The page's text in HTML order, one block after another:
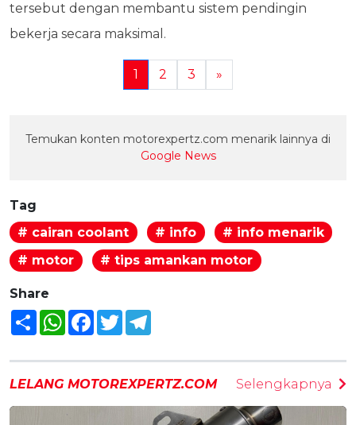
tersebut dengan membantu sistem pendingin
bekerja secara maksimal.
1 2 3 »
Temukan konten motorexpertz.com menarik lainnya di
Google News
Tag
# cairan coolant
# info
# info menarik
# motor
# tips amankan motor
Share
Share WhatsAppFacebook
Twitter
LELANG MOTOREXPERTZ.COM Selengkapnya